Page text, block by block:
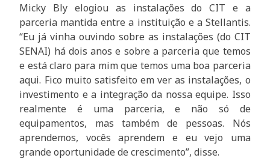
Micky Bly elogiou as instalações do CIT e a
parceria mantida entre a instituição e a Stellantis.
“Eu já vinha ouvindo sobre as instalações (do CIT
SENAI) há dois anos e sobre a parceria que temos
e está claro para mim que temos uma boa parceria
aqui. Fico muito satisfeito em ver as instalações, o
investimento e a integração da nossa equipe. Isso
realmente é uma parceria, e não só de
equipamentos, mas também de pessoas. Nós
aprendemos, vocês aprendem e eu vejo uma
grande oportunidade de crescimento”, disse.